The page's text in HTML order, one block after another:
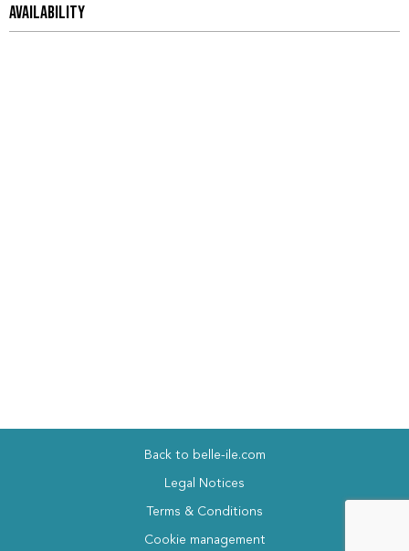
AVAILABILITY
Back to belle-ile.com
Legal Notices
Terms & Conditions
Cookie management